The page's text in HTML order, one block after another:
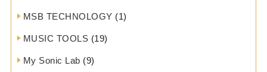
MSB TECHNOLOGY (1)
MUSIC TOOLS (19)
My Sonic Lab (9)